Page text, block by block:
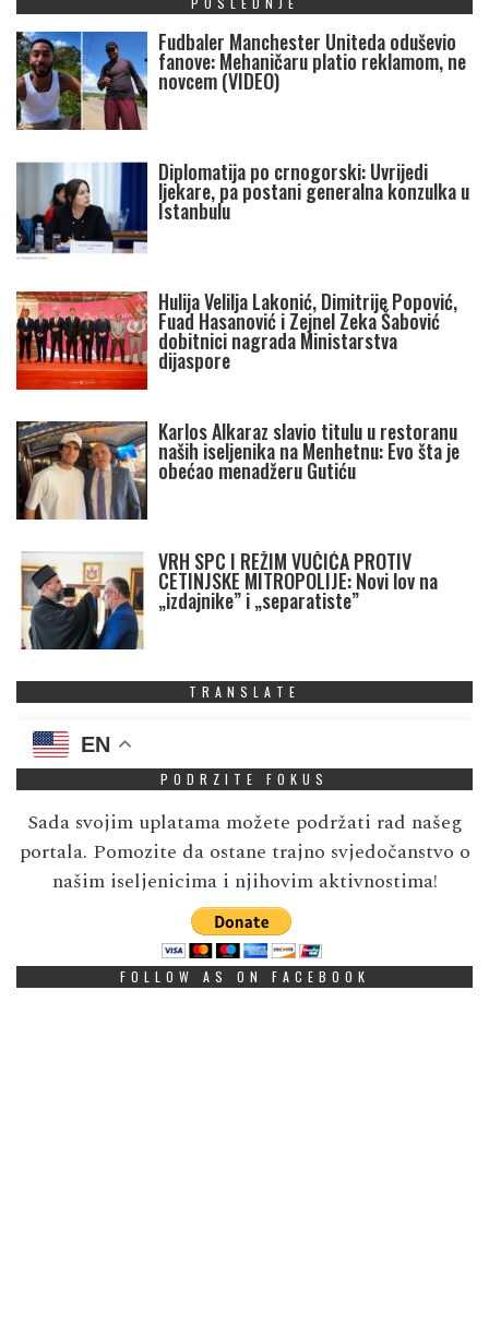
Fudbaler Manchester Uniteda oduševio
fanove: Mehaničaru platio reklamom, ne
novcem (VIDEO)
Diplomatija po crnogorski: Uvrijedi
ljekare, pa postani generalna konzulka u
Istanbulu
Hulija Velilja Lakonić, Dimitrije Popović,
Fuad Hasanović i Zejnel Zeka Šabović
dobitnici nagrada Ministarstva
dijaspore
Karlos Alkaraz slavio titulu u restoranu
naših iseljenika na Menhetnu: Evo šta je
obećao menadžeru Gutiću
VRH SPC I REŽIM VUČIĆA PROTIV
CETINJSKE MITROPOLIJE: Novi lov na
„izdajnike” i „separatiste”
TRANSLATE
EN
PODRZITE FOKUS
Sada svojim uplatama možete podržati rad našeg
portala. Pomozite da ostane trajno svjedočanstvo o
našim iseljenicima i njihovim aktivnostima!
FOLLOW AS ON FACEBOOK